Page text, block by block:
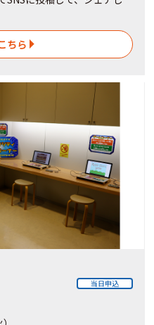
ちら
当日申込